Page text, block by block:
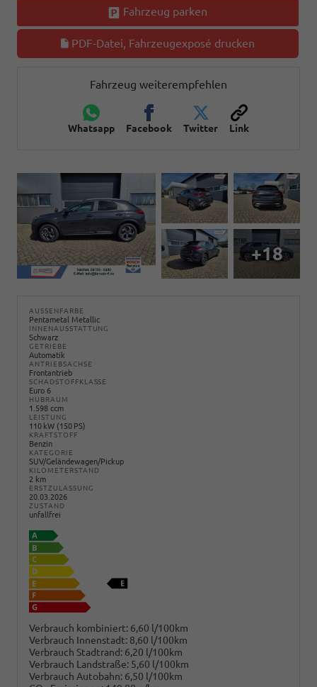
Fahrzeug parken
PDF-Datei, Fahrzeugexposé drucken
Fahrzeug weiterempfehlen
Whatsapp Facebook Twitter Link
+18
AUSSENFARBE
Pentametal Metallic
INNENAUSSTATTUNG
Schwarz
GETRIEBE
Automatik
ANTRIEBSACHSE
Frontantrieb
SCHADSTOFFKLASSE
Euro 6
HUBRAUM
1.598 ccm
LEISTUNG
110 kW (150 PS)
KRAFTSTOFF
Benzin
KATEGORIE
SUV/Geländewagen/Pickup
KILOMETERSTAND
2 km
ERSTZULASSUNG
20.03.2026
ZUSTAND
unfallfrei
Verbrauch kombiniert: 6,60 l/100km
Verbrauch Innenstadt: 8,60 l/100km
Verbrauch Stadtrand: 6,20 l/100km
Verbrauch Landstraße: 5,60 l/100km
Verbrauch Autobahn: 6,50 l/100km